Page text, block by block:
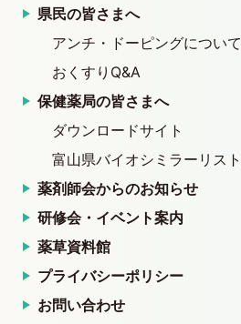
県民の皆さまへ
アンチ・ドーピングについて
おくすりQ&A
保健薬局の皆さまへ
ダウンロードサイト
富山県バイオシミラーリスト
薬剤師会からのお知らせ
研修会・イベント案内
薬草資料館
プライバシーポリシー
お問い合わせ